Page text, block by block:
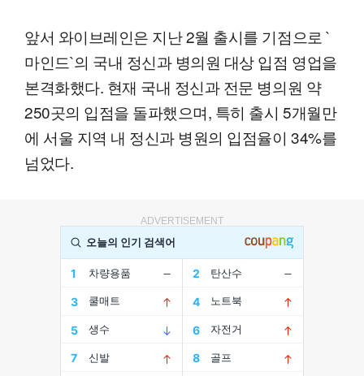
앞서 와이브레인은 지난 2월 출시를 기점으로 `
마인드`의 국내 정신과 병의원 대상 입점 영업을
본격화했다. 현재 국내 정신과 전문 병의원 약
250곳의 입점을 돌파했으며, 특히 출시 5개월만
에 서울 지역 내 정신과 병원의 입점율이 34%를
넘었다.
ADVERTISEMENT